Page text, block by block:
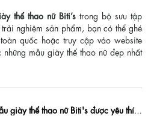
thể thao nữ Biti’s trong bộ sưu tập
nghiệm sản phẩm, bạn có thể ghé
quốc hoặc truy cập vảo website
mẫu giày thể thao nữ đẹp nhất
thể thao nữ Biti's được yêu thích nhất hiện nay